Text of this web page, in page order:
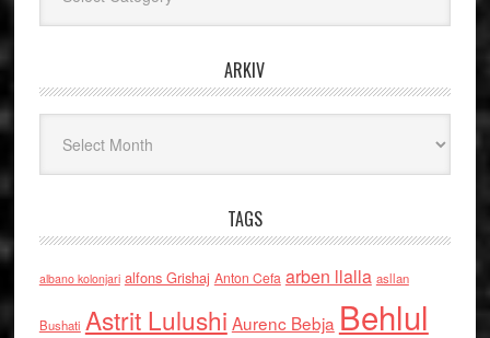
ARKIV
TAGS
albano kolonjari alfons Grishaj Anton Cefa arben llalla asllan
Bushati Astrit Lulushi Aurenc Bebja Behlul